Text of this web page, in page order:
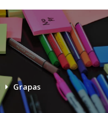
Grapas